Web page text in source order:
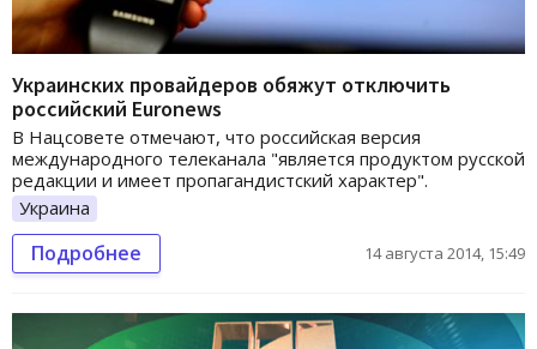
Украинских провайдеров обяжут отключить
российский Euronews
В Нацсовете отмечают, что российская версия
международного телеканала "является продуктом русской
редакции и имеет пропагандистский характер".
Украина
Подробнее 14 августа 2014, 15:49